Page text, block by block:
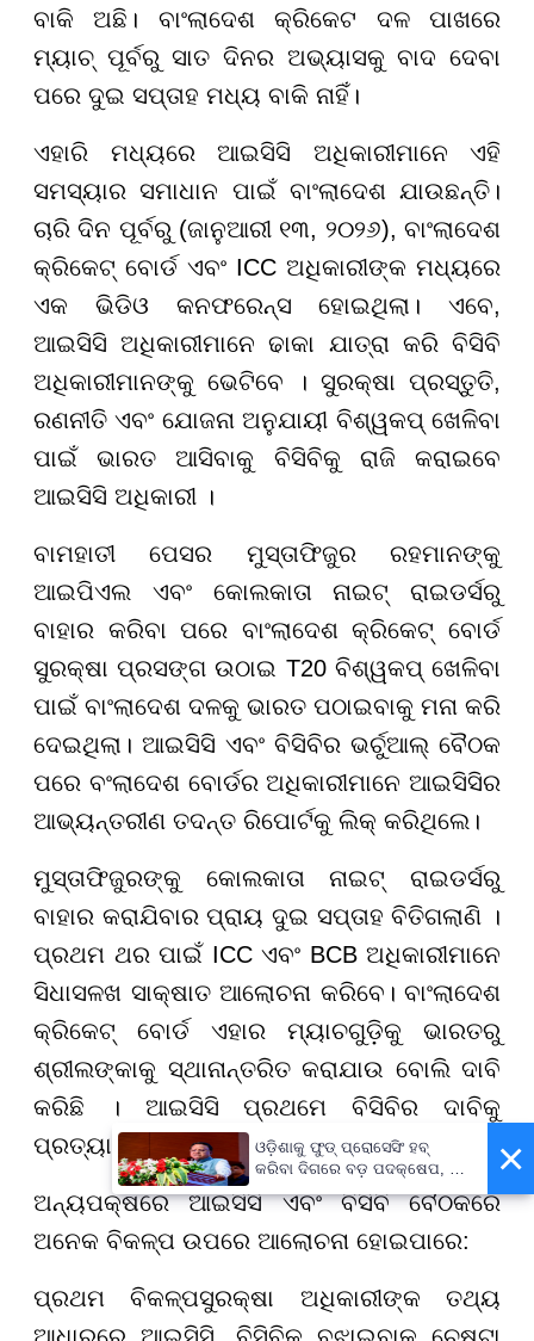
ବାକି ଅଛି। ବାଂଲାଦେଶ କ୍ରିକେଟ ଦଳ ପାଖରେ
ମ୍ୟାଚ୍ ପୂର୍ବରୁ ସାତ ଦିନର ଅଭ୍ୟାସକୁ ବାଦ ଦେବା
ପରେ ଦୁଇ ସପ୍ତାହ ମଧ୍ୟ ବାକି ନାହିଁ।
ଏହାରି ମଧ୍ୟରେ ଆଇସିସି ଅଧିକାରୀମାନେ ଏହି
ସମସ୍ୟାର ସମାଧାନ ପାଇଁ ବାଂଲାଦେଶ ଯାଉଛନ୍ତି।
ଚାରି ଦିନ ପୂର୍ବରୁ (ଜାନୁଆରୀ ୧୩, ୨୦୨୬), ବାଂଲାଦେଶ
କ୍ରିକେଟ୍ ବୋର୍ଡ ଏବଂ ICC ଅଧିକାରୀଙ୍କ ମଧ୍ୟରେ
ଏକ ଭିଡିଓ କନଫରେନ୍ସ ହୋଇଥିଲା। ଏବେ,
ଆଇସିସି ଅଧିକାରୀମାନେ ଢାକା ଯାତ୍ରା କରି ବିସିବି
ଅଧିକାରୀମାନଙ୍କୁ ଭେଟିବେ । ସୁରକ୍ଷା ପ୍ରସ୍ତୁତି,
ରଣନୀତି ଏବଂ ଯୋଜନା ଅନୁଯାୟୀ ବିଶ୍ୱକପ୍ ଖେଳିବା
ପାଇଁ ଭାରତ ଆସିବାକୁ ବିସିବିକୁ ରାଜି କରାଇବେ
ଆଇସିସି ଅଧିକାରୀ ।
ବାମହାତୀ ପେସର ମୁସ୍ତାଫିଜୁର ରହମାନଙ୍କୁ
ଆଇପିଏଲ ଏବଂ କୋଲକାତା ନାଇଟ୍ ରାଇଡର୍ସରୁ
ବାହାର କରିବା ପରେ ବାଂଲାଦେଶ କ୍ରିକେଟ୍ ବୋର୍ଡ
ସୁରକ୍ଷା ପ୍ରସଙ୍ଗ ଉଠାଇ T20 ବିଶ୍ୱକପ୍ ଖେଳିବା
ପାଇଁ ବାଂଲାଦେଶ ଦଳକୁ ଭାରତ ପଠାଇବାକୁ ମନା କରି
ଦେଇଥିଲା। ଆଇସିସି ଏବଂ ବିସିବିର ଭର୍ଚୁଆଲ୍ ବୈଠକ
ପରେ ବଂଲାଦେଶ ବୋର୍ଡର ଅଧିକାରୀମାନେ ଆଇସିସିର
ଆଭ୍ୟନ୍ତରୀଣ ତଦନ୍ତ ରିପୋର୍ଟକୁ ଲିକ୍ କରିଥିଲେ।
ମୁସ୍ତାଫିଜୁରଙ୍କୁ କୋଲକାତା ନାଇଟ୍ ରାଇଡର୍ସରୁ
ବାହାର କରାଯିବାର ପ୍ରାୟ ଦୁଇ ସପ୍ତାହ ବିତିଗଲାଣି ।
ପ୍ରଥମ ଥର ପାଇଁ ICC ଏବଂ BCB ଅଧିକାରୀମାନେ
ସିଧାସଳଖ ସାକ୍ଷାତ ଆଲୋଚନା କରିବେ। ବାଂଲାଦେଶ
କ୍ରିକେଟ୍ ବୋର୍ଡ ଏହାର ମ୍ୟାଚଗୁଡ଼ିକୁ ଭାରତରୁ
ଶ୍ରୀଲଙ୍କାକୁ ସ୍ଥାନାନ୍ତରିତ କରାଯାଉ ବୋଲି ଦାବି
କରିଛି । ଆଇସିସି ପ୍ରଥମେ ବିସିବିର ଦାବିକୁ
ପ୍ରତ୍ୟାଖ୍ୟାନ କରିଥିଲା।
ଅନ୍ୟପକ୍ଷରେ ଆଇସିସି ଏବଂ ବିସିବି ବୈଠକରେ
ଅନେକ ବିକଳ୍ପ ଉପରେ ଆଲୋଚନା ହୋଇପାରେ:
ପ୍ରଥମ ବିକଳ୍ପସୁରକ୍ଷା ଅଧିକାରୀଙ୍କ ତଥ୍ୟ
ଆଧାରରେ ଆଇସିସି, ବିସିବିକୁ ବୁଝାଇବାକୁ ଚେଷ୍ଟା
×
ଓଡ଼ିଶାକୁ ଫୁଡ୍ ପ୍ରୋସେସିଂ ହବ୍
କରିବା ଦିଗରେ ବଡ଼ ପଦକ୍ଷେପ, ୪୨
ହଜାରରୁ ଅଧିକ ନିଯୁକ୍ତି ସୁଯୋଗ